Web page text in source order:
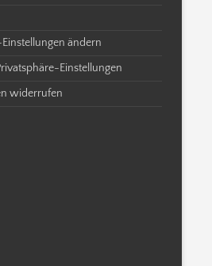
ändern
Einstellungen
widerrufen